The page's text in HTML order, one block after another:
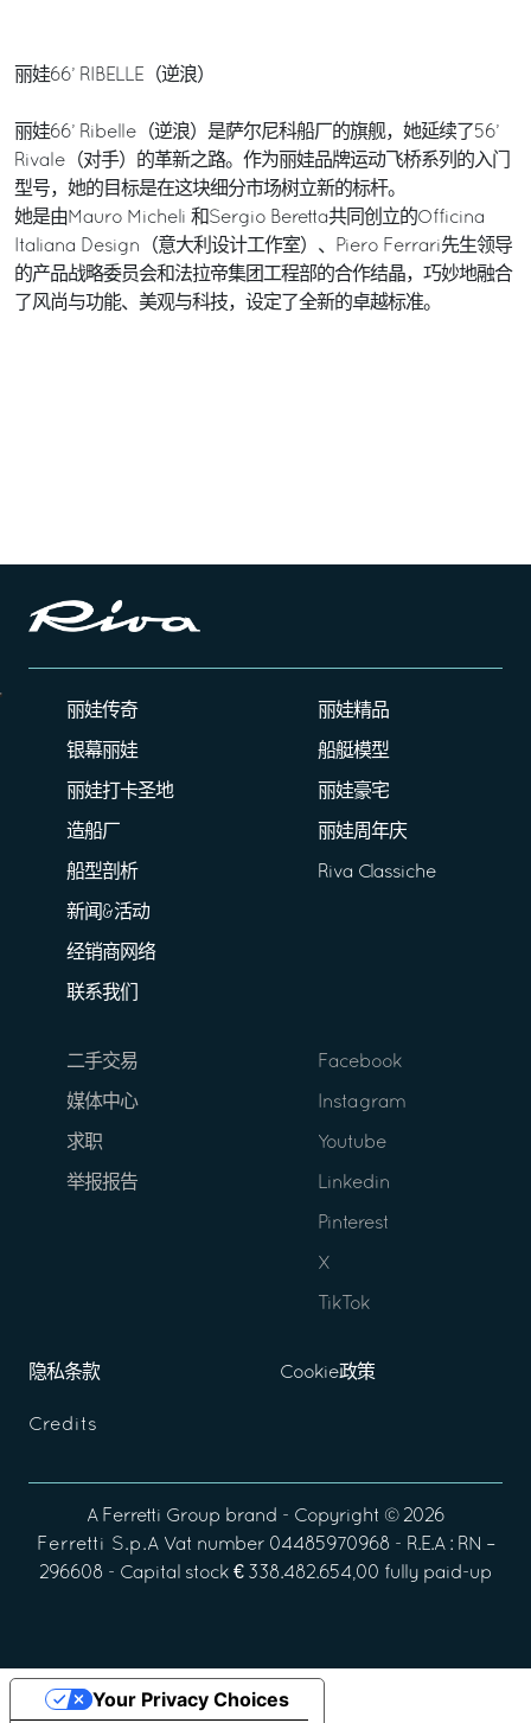
丽娃66’ RIBELLE（逆浪）
丽娃66’ Ribelle（逆浪）是萨尔尼科船厂的旗舰，她延续了56’
Rivale（对手）的革新之路。作为丽娃品牌运动飞桥系列的入门
型号，她的目标是在这块细分市场树立新的标杆。
她是由Mauro Micheli 和Sergio Beretta共同创立的Officina
Italiana Design（意大利设计工作室）、Piero Ferrari先生领导
的产品战略委员会和法拉帝集团工程部的合作结晶，巧妙地融合
了风尚与功能、美观与科技，设定了全新的卓越标准。
丽娃传奇
银幕丽娃
丽娃打卡圣地
造船厂
船型剖析
新闻&活动
经销商网络
联系我们
丽娃精品
船艇模型
丽娃豪宅
丽娃周年庆
Riva Classiche
二手交易
媒体中心
求职
举报报告
Facebook
Instagram
Youtube
Linkedin
Pinterest
X
TikTok
隐私条款 Cookie政策
Credits
A Ferretti Group brand - Copyright © 2026
Ferretti S.p.A Vat number 04485970968 - R.E.A : RN –
296608 - Capital stock € 338.482.654,00 fully paid-up
Your Privacy Choices